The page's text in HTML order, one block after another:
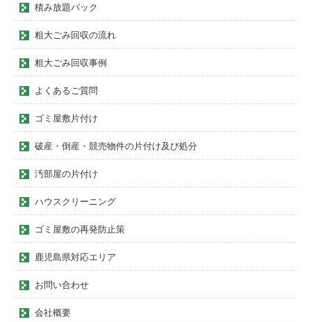
積み放題パック
粗大ごみ回収の流れ
粗大ごみ回収事例
よくあるご質問
ゴミ屋敷片付け
破産・倒産・競売物件の片付け及び処分
汚部屋の片付け
ハウスクリーニング
ゴミ屋敷の再発防止策
鹿児島県対応エリア
お問い合わせ
会社概要